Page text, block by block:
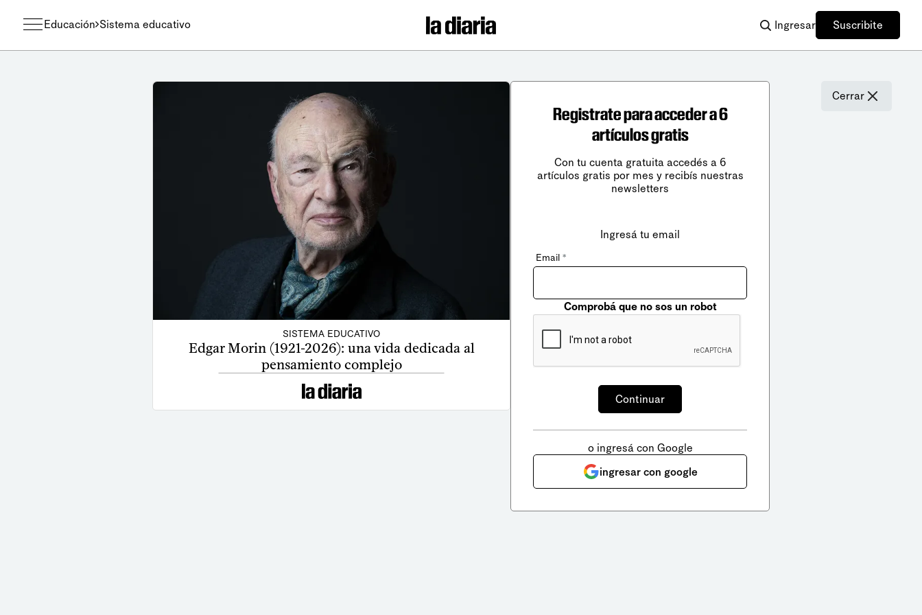
Educación Sistema educativo Ingresar Suscribite
SISTEMA EDUCATIVO
Edgar Morin (1921-2026): una vida dedicada al
pensamiento complejo
Cerrar
Registrate para acceder a 6
artículos gratis
Con tu cuenta gratuita accedés a 6
artículos gratis por mes y recibís nuestras
newsletters
Ingresá tu email
Email *
Comprobá que no sos un robot
o ingresá con Google
ingresar con google